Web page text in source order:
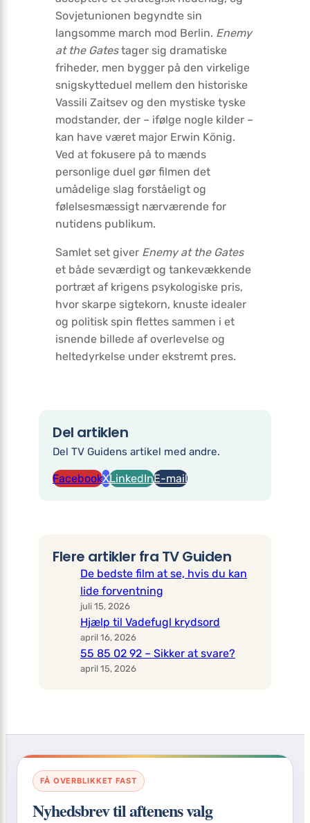
Sovjetunionen begyndte sin
langsomme march mod Berlin. Enemy
at the Gatestager sig dramatiske
friheder, men bygger på den virkelige
snigskytteduel mellem den historiske
Vassili Zaitsev og den mystiske tyske
modstander, der – ifølge nogle kilder –
kan have været major Erwin König.
Ved at fokusere på to mænds
personlige duel gør filmen det
umådelige slag forståeligt og
følelsesmæssigt nærværende for
nutidens publikum.
Samlet set giver Enemy at the Gates
et både seværdigt og tankevækkende
portræt af krigens psykologiske pris,
hvor skarpe sigtekorn, knuste idealer
og politisk spin flettes sammen i et
isnende billede af overlevelse og
heltedyrkelse under ekstremt pres.
Del artiklen
Del TV Guidens artikel med andre.
FacebookXLinkedInE-mail
Flere artikler fra TV Guiden
De bedste film at se, hvis du kan
lide forventning
juli 15, 2026
Hjælp til Vadefugl krydsord
april 16, 2026
55 85 02 92 – Sikker at svare?
april 15, 2026
FÅ OVERBLIKKET FAST
Nyhedsbrev til aftenens valg